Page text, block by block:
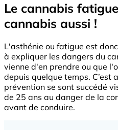
Le cannabis
cannabis aussi !
L'asthénie ou fatigue est
à expliquer les dangers du
vienne d'en prendre ou que
depuis quelque temps. C’est
prévention se sont succédé
de 25 ans au danger de la
avant de conduire.